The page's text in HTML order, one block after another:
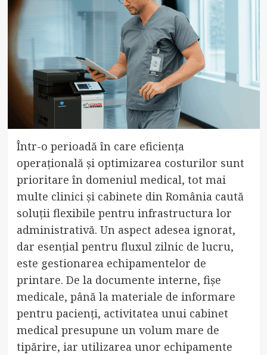
Într-o perioadă în care eficiența
operațională și optimizarea costurilor sunt
prioritare în domeniul medical, tot mai
multe clinici și cabinete din România caută
soluții flexibile pentru infrastructura lor
administrativă. Un aspect adesea ignorat,
dar esențial pentru fluxul zilnic de lucru,
este gestionarea echipamentelor de
printare. De la documente interne, fișe
medicale, până la materiale de informare
pentru pacienți, activitatea unui cabinet
medical presupune un volum mare de
tipărire, iar utilizarea unor echipamente